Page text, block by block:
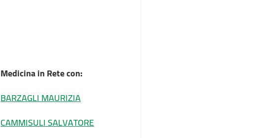
Medicina in Rete con:
BARZAGLI MAURIZIA
CAMMISULI SALVATORE